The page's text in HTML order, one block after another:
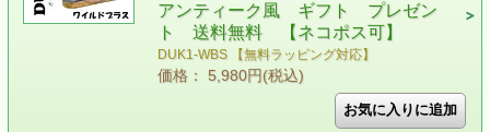
アンティーク風 ギフト プレゼン
ト 送料無料 【ネコポス可】
DUK1-WBS 【無料ラッピング対応】
価格： 5,980円(税込)